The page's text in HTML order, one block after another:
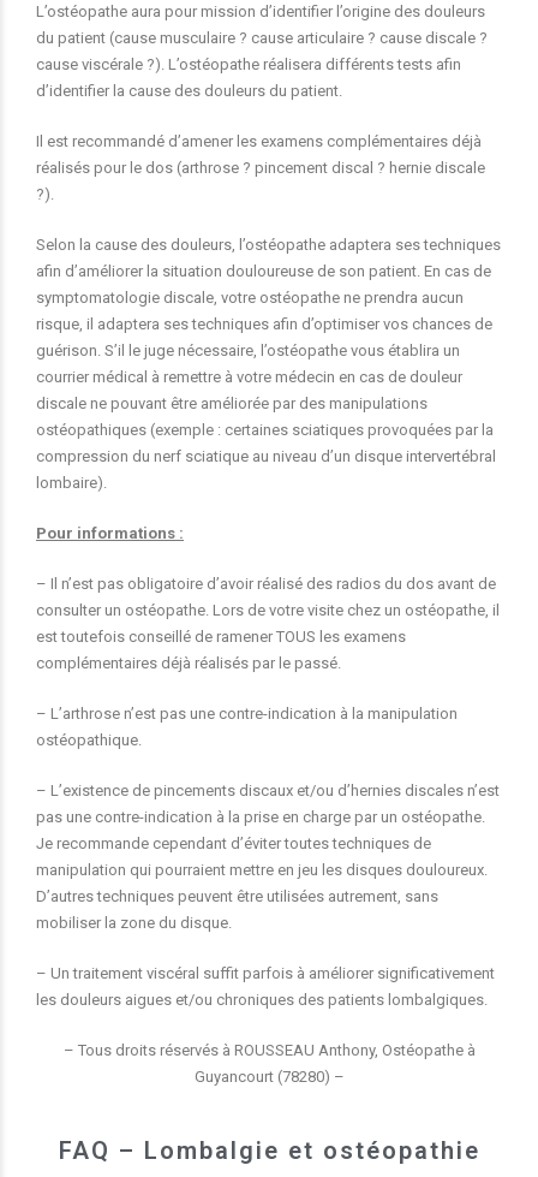
L’ostéopathe aura pour mission d’identifier l’origine des douleurs
du patient (cause musculaire ? cause articulaire ? cause discale ?
cause viscérale ?). L’ostéopathe réalisera différents tests afin
d’identifier la cause des douleurs du patient.
Il est recommandé d’amener les examens complémentaires déjà
réalisés pour le dos (arthrose ? pincement discal ? hernie discale
?).
Selon la cause des douleurs, l’ostéopathe adaptera ses techniques
afin d’améliorer la situation douloureuse de son patient. En cas de
symptomatologie discale, votre ostéopathe ne prendra aucun
risque, il adaptera ses techniques afin d’optimiser vos chances de
guérison. S’il le juge nécessaire, l’ostéopathe vous établira un
courrier médical à remettre à votre médecin en cas de douleur
discale ne pouvant être améliorée par des manipulations
ostéopathiques (exemple : certaines sciatiques provoquées par la
compression du nerf sciatique au niveau d’un disque intervertébral
lombaire).
Pour informations :
– Il n’est pas obligatoire d’avoir réalisé des radios du dos avant de
consulter un ostéopathe. Lors de votre visite chez un ostéopathe, il
est toutefois conseillé de ramener TOUS les examens
complémentaires déjà réalisés par le passé.
– L’arthrose n’est pas une contre-indication à la manipulation
ostéopathique.
– L’existence de pincements discaux et/ou d’hernies discales n’est
pas une contre-indication à la prise en charge par un ostéopathe.
Je recommande cependant d’éviter toutes techniques de
manipulation qui pourraient mettre en jeu les disques douloureux.
D’autres techniques peuvent être utilisées autrement, sans
mobiliser la zone du disque.
– Un traitement viscéral suffit parfois à améliorer significativement
les douleurs aigues et/ou chroniques des patients lombalgiques.
– Tous droits réservés à ROUSSEAU Anthony, Ostéopathe à
Guyancourt (78280) –
FAQ – Lombalgie et ostéopathie